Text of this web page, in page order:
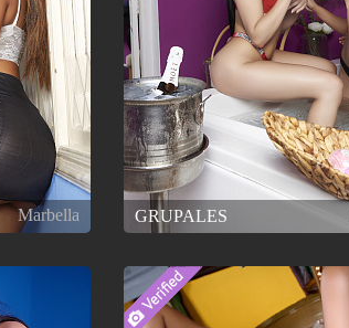
Marbella GRUPALES